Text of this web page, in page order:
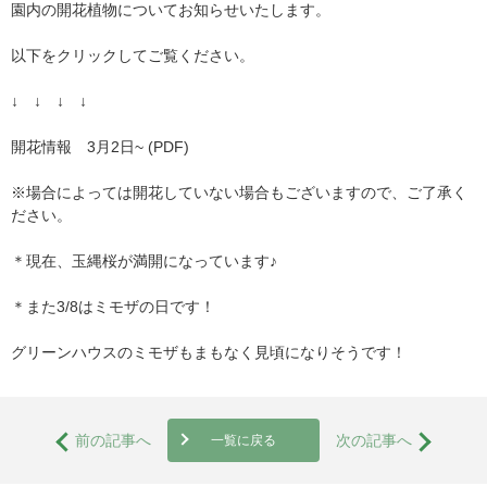
園内の開花植物についてお知らせいたします。
以下をクリックしてご覧ください。
↓ ↓ ↓ ↓
開花情報 3月2日~ (PDF)
※場合によっては開花していない場合もございますので、ご了承く
ださい。
＊現在、玉縄桜が満開になっています♪
＊また3/8はミモザの日です！
グリーンハウスのミモザもまもなく見頃になりそうです！
前の記事へ 一覧に戻る 次の記事へ